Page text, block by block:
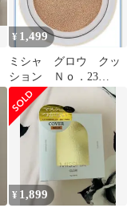
¥ 1,499
ミシャ グロウ クッ
ション Ｎｏ．23
SPF40/PA++
¥ 1,899